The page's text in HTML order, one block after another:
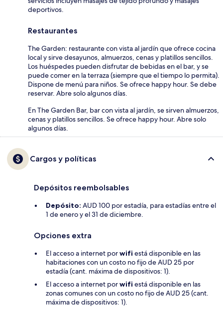
deportivos.
Restaurantes
The Garden: restaurante con vista al jardín que ofrece cocina
local y sirve desayunos, almuerzos, cenas y platillos sencillos.
Los huéspedes pueden disfrutar de bebidas en el bar, y se
puede comer en la terraza (siempre que el tiempo lo permita).
Dispone de menú para niños. Se ofrece happy hour. Se debe
reservar. Abre solo algunos días.
En The Garden Bar, bar con vista al jardín, se sirven almuerzos,
cenas y platillos sencillos. Se ofrece happy hour. Abre solo
algunos días.
Cargos y políticas
Depósitos reembolsables
Depósito: AUD 100 por estadía, para estadías entre el
1 de enero y el 31 de diciembre.
Opciones extra
El acceso a internet porwifi está disponible en las
habitaciones con un costo no fijo de AUD 25 por
estadía (cant. máxima de dispositivos: 1).
El acceso a internet porwifi está disponible en las
zonas comunes con un costo no fijo de AUD 25 (cant.
máxima de dispositivos: 1).